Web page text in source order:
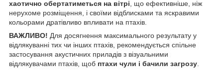
хаотично обертатиметься на вітрі , що ефективніше, ніж
нерухоме розміщення, і своїми відблисками та яскравими
кольорами дратівливо впливати на птахів.
ВАЖЛИВО! Для досягнення максимального результату у
відлякуванні тих чи інших птахів, рекомендується спільне
застосування акустичних приладів з візуальними
відлякувачами птахів, щоб птахи чули і бачили загрозу